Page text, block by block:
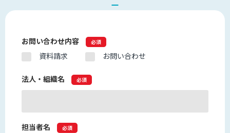
お問い合わせ内容 必須
資料請求 お問い合わせ
法人・組織名 必須
担当者名 必須